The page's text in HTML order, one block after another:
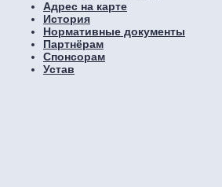
Адрес на карте
История
Нормативные документы
Партнёрам
Спонсорам
Устав